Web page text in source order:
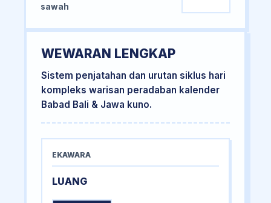
sawah
WEWARAN LENGKAP
Sistem penjatahan dan urutan siklus hari
kompleks warisan peradaban kalender
Babad Bali & Jawa kuno.
EKAWARA
LUANG